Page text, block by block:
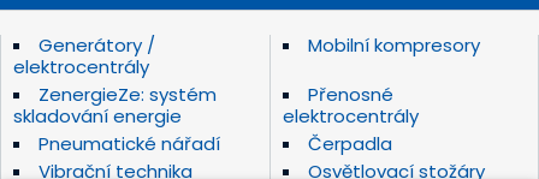
Generátory /
elektrocentrály
Mobilní kompresory
ZenergieZe: systém
skladování energie
Přenosné
elektrocentrály
Pneumatické nářadí
Čerpadla
Vibrační technika
Osvětlovací stožáry